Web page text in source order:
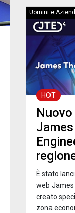
Uomini e
HOT
È stato
web James
creato
zona